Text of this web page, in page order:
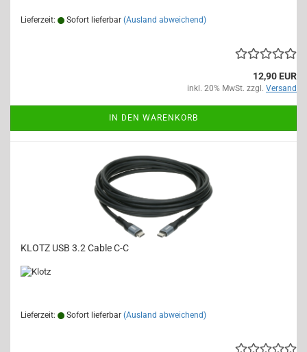
Lieferzeit: Sofort lieferbar (Ausland abweichend)
12,90 EUR
inkl. 20% MwSt. zzgl. Versand
IN DEN WARENKORB
KLOTZ USB 3.2 Cable C-C
Lieferzeit: Sofort lieferbar (Ausland abweichend)